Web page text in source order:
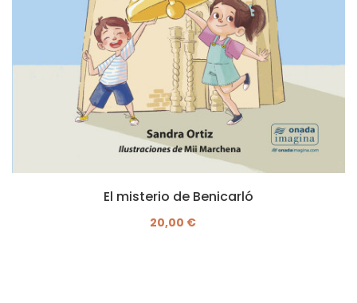
El misterio de Benicarló
20,00 €